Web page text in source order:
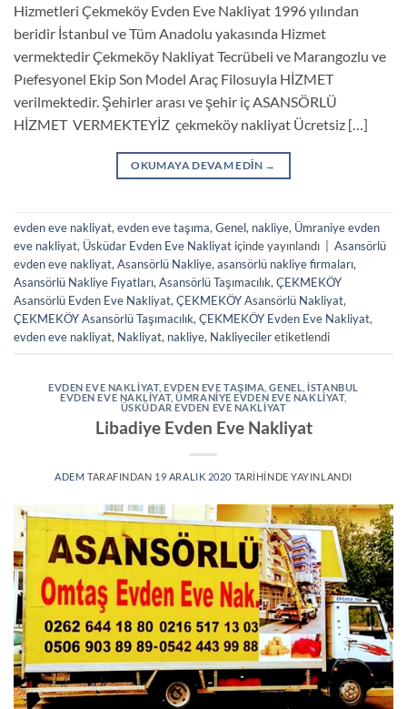
Hizmetleri Çekmeköy Evden Eve Nakliyat 1996 yılından
beridir İstanbul ve Tüm Anadolu yakasında Hizmet
vermektedir Çekmeköy Nakliyat Tecrübeli ve Marangozlu ve
Pıefesyonel Ekip Son Model Araç Filosuyla HİZMET
verilmektedir. Şehirler arası ve şehir iç ASANSÖRLÜ
HİZMET VERMEKTEYİZ çekmeköy nakliyat Ücretsiz […]
OKUMAYA DEVAM EDIN →
evden eve nakliyat, evden eve taşıma, Genel, nakliye, Ümraniye evden
eve nakliyat, Üsküdar Evden Eve Nakliyat içinde yayınlandı
Asansörlü
evden eve nakliyat, Asansörlü Nakliye, asansörlü nakliye firmaları,
Asansörlü Nakliye Fıyatları, Asansörlü Taşımacılık, ÇEKMEKÖY
Asansörlü Evden Eve Nakliyat, ÇEKMEKÖY Asansörlü Nakliyat,
ÇEKMEKÖY Asansörlü Taşımacılık, ÇEKMEKÖY Evden Eve Nakliyat,
evden eve nakliyat, Nakliyat, nakliye, Nakliyecileretiketlendi
EVDEN EVE NAKLIYAT,EVDEN EVE TAŞIMA ,GENEL ,ISTANBUL
EVDEN EVE NAKLIYAT,ÜMRANIYE EVDEN EVE NAKLIYAT,
ÜSKÜDAR EVDEN EVE NAKLIYAT
Libadiye Evden Eve Nakliyat
ADEM TARAFINDAN 19 ARALIK 2020 TARIHINDE YAYINLANDI